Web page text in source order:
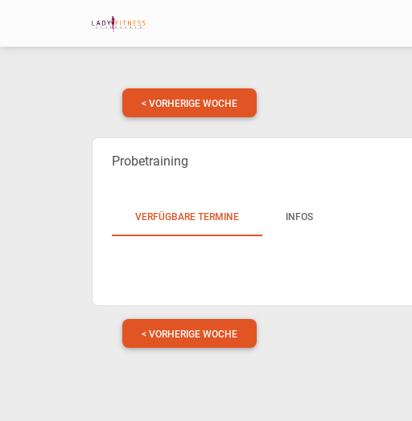
< VORHERIGE WOCHE
Probetraining
VERFÜGBARE TERMINE INFOS
< VORHERIGE WOCHE